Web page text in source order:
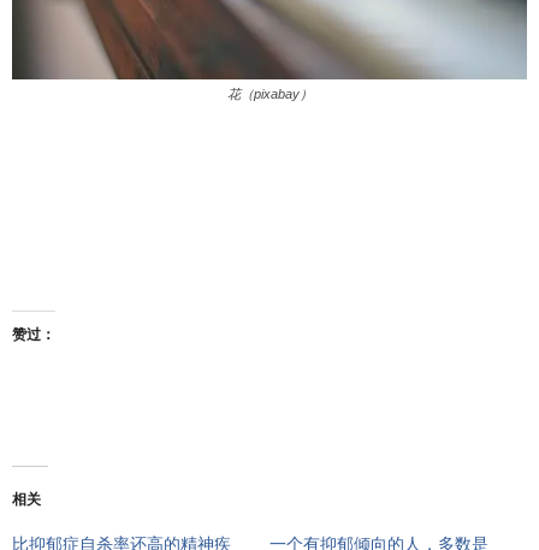
花（pixabay）
赞过：
相关
比抑郁症自杀率还高的精神疾 一个有抑郁倾向的人，多数是